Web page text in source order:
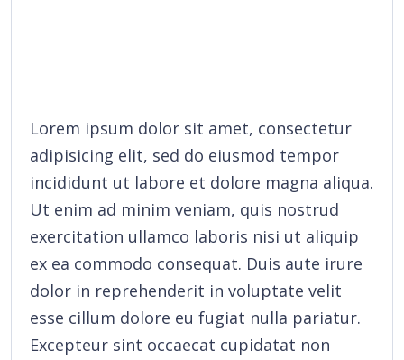
Lorem ipsum dolor sit amet, consectetur
adipisicing elit, sed do eiusmod tempor
incididunt ut labore et dolore magna aliqua.
Ut enim ad minim veniam, quis nostrud
exercitation ullamco laboris nisi ut aliquip
ex ea commodo consequat. Duis aute irure
dolor in reprehenderit in voluptate velit
esse cillum dolore eu fugiat nulla pariatur.
Excepteur sint occaecat cupidatat non